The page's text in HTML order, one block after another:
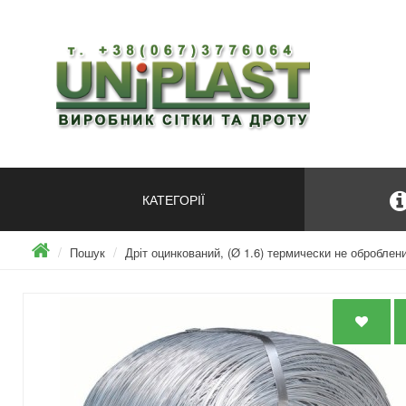
КАТЕГОРІЇ
Пошук Дріт оцинкований, (Ø 1.6) термически не